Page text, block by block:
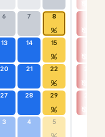
6 7 8
13 14 15
20 21 22
27 28 29
3 4 5